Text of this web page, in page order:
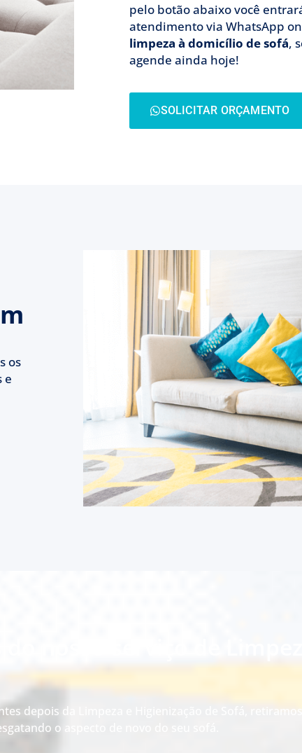
pelo botão abaixo você
atendimento via WhatsApp
limpeza à domicílio de sofá,
agende ainda hoje!
SOLICITAR ORÇAMENTO
os
e
depois da Limpeza e Higienização de Sofá,
o aspecto de novo do seu sofá.